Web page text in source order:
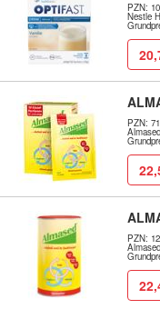
PZN:
Nestle
PZN:
PZN: